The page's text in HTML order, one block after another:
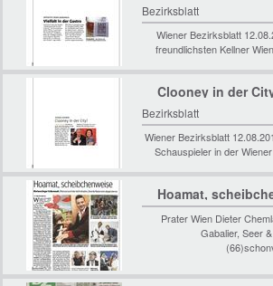
Bezirksblatt
Wiener Bezirksblatt
freundlichsten Kellner
Clooney in der
Bezirksblatt
Wiener Bezirksblatt
Schauspieler in der
Hoamat,
Prater Wien Dieter
Gabalier, Seer